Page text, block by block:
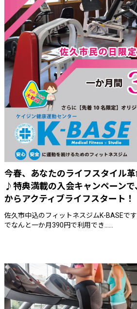
今春、あなたのライフスタイル革
♪特典満載の入会キャンペーンで
からアクティブライフスタート！
佐久市中込のフィットネスジムK-BASEで
でなんと一か月390円で利用でき……